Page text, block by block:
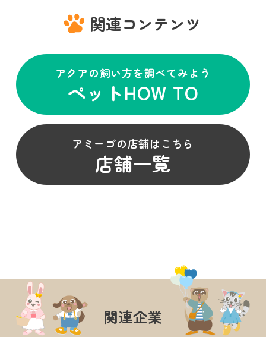
関連コンテンツ
アクアの飼い方を調べてみよう
ペットHOW TO
アミーゴの店舗はこちら
店舗一覧
関連企業